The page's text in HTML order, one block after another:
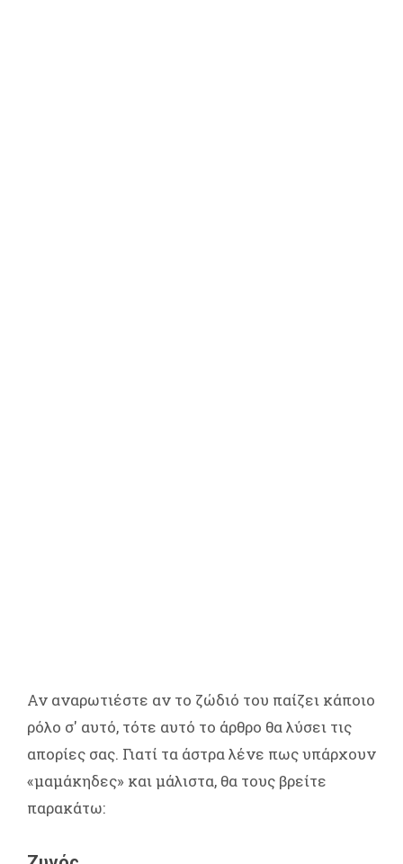
Αν αναρωτιέστε αν το ζώδιό του παίζει κάποιο
ρόλο σ' αυτό, τότε αυτό το άρθρο θα λύσει τις
απορίες σας. Γιατί τα άστρα λένε πως υπάρχουν
«μαμάκηδες» και μάλιστα, θα τους βρείτε
παρακάτω: